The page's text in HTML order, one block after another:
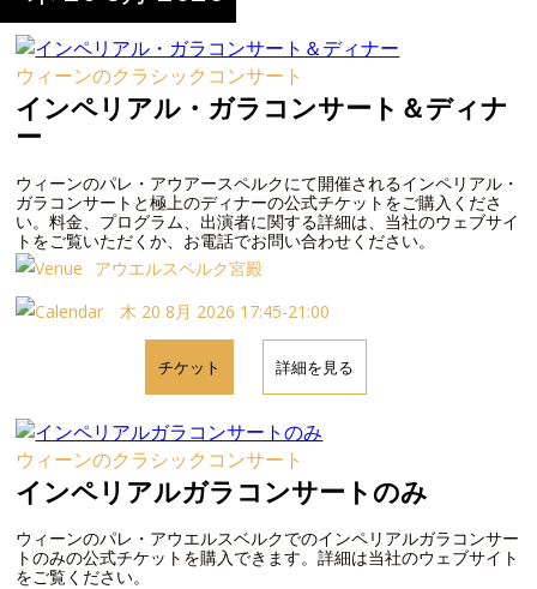
ウィーンのクラシックコンサート
インペリアル・ガラコンサート＆ディナ
ー
ウィーンのパレ・アウアースペルクにて開催されるインペリアル・
ガラコンサートと極上のディナーの公式チケットをご購入くださ
い。料金、プログラム、出演者に関する詳細は、当社のウェブサイ
トをご覧いただくか、お電話でお問い合わせください。
アウエルスペルク宮殿
木 20 8月 2026 17:45-21:00
チケット 詳細を見る
ウィーンのクラシックコンサート
インペリアルガラコンサートのみ
ウィーンのパレ・アウエルスベルクでのインペリアルガラコンサー
トのみの公式チケットを購入できます。詳細は当社のウェブサイト
をご覧ください。